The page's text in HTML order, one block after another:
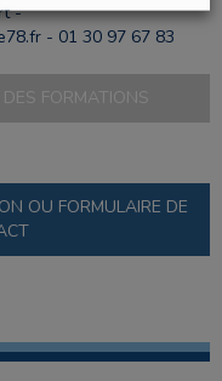
-
- 01 30 97 67 83
FORMATIONS
OU FORMULAIRE DE